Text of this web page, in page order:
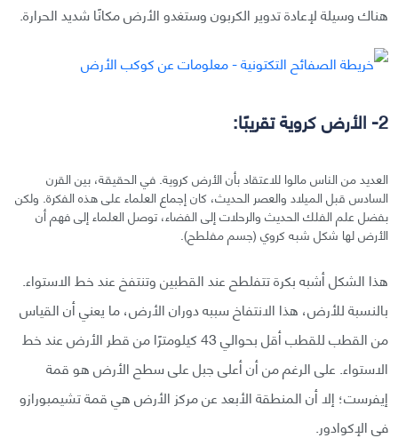
هناك وسيلة لإعادة تدوير الكربون وستغدو الأرض مكانًا شديد الحرارة.
2- الأرض كروية تقريبًا:
العديد من الناس مالوا للاعتقاد بأن الأرض كروية. في الحقيقة، بين القرن
السادس قبل الميلاد والعصر الحديث، كان إجماع العلماء على هذه الفكرة. ولكن
بفضل علم الفلك الحديث والرحلات إلى الفضاء، توصل العلماء إلى فهم أن
الأرض لها شكل شبه كروي (جسم مفلطح).
هذا الشكل أشبه بكرة تتفلطح عند القطبين وتنتفخ عند خط الاستواء.
بالنسبة للأرض، هذا الانتفاخ سببه دوران الأرض، ما يعني أن القياس
من القطب للقطب أقل بحوالي 43 كيلومترًا من قطر الأرض عند خط
الاستواء. على الرغم من أن أعلى جبل على سطح الأرض هو قمة
إيفرست؛ إلا أن المنطقة الأبعد عن مركز الأرض هي قمة تشيمبورازو
في الإكوادور.